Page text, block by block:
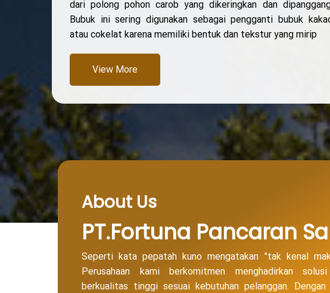
dari polong pohon carob yang dikeringkan dan
Bubuk ini sering digunakan sebagai pengganti bubuk
atau cokelat karena memiliki bentuk dan tekstur yang mirip
View More
About Us
PT.Fortuna Pancaran
Seperti kata pepatah kuno mengatakan "tak kenal
Perusahaan kami berkomitmen menghadirkan
berkualitas tinggi sesuai kebutuhan pelanggan. Dengan